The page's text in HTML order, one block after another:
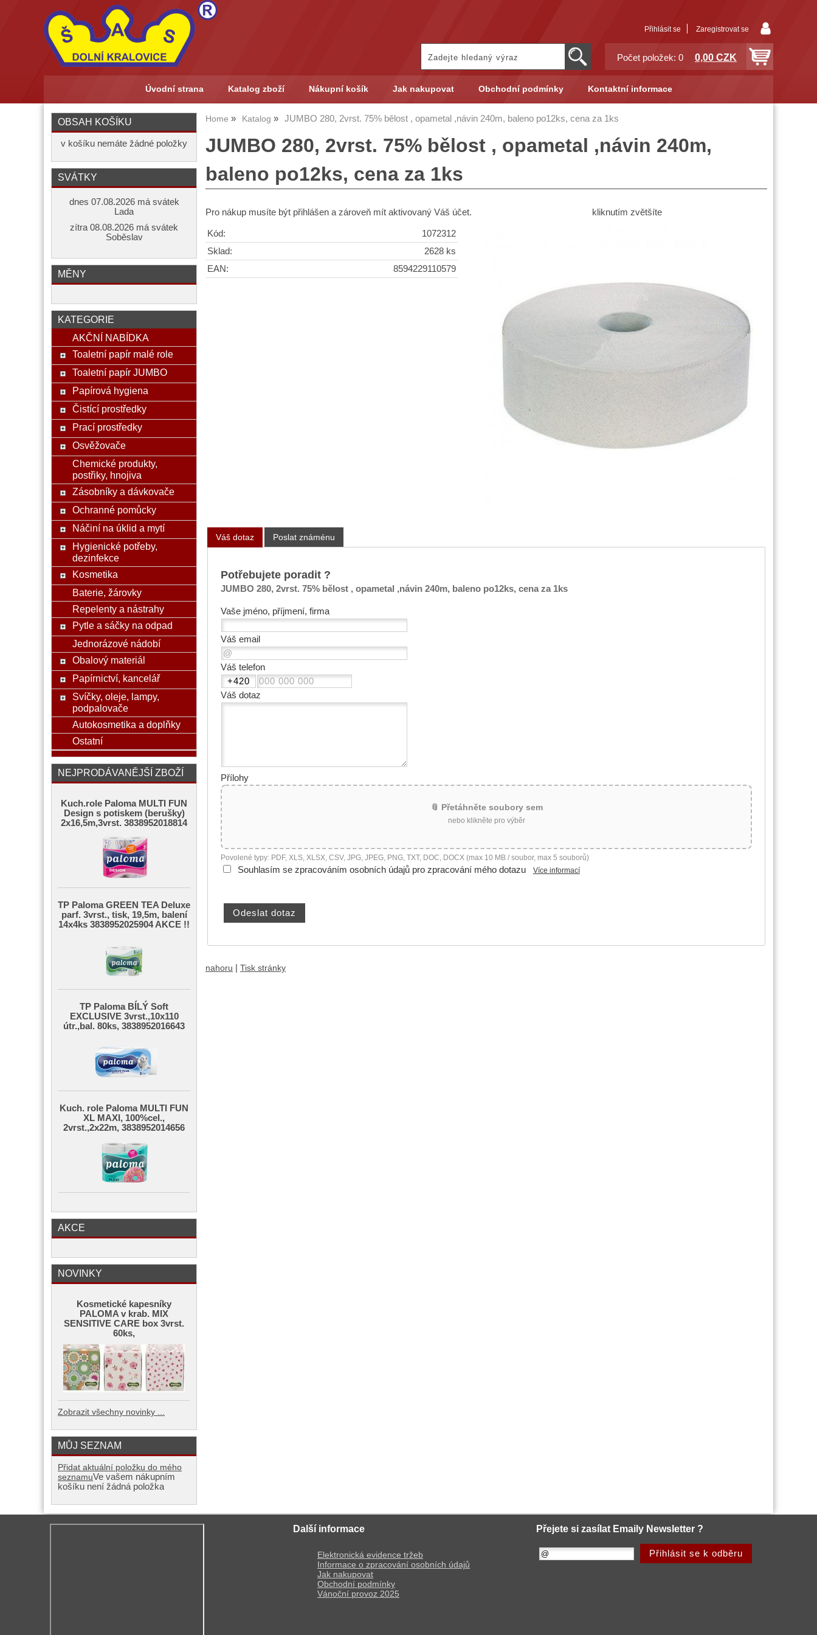
Přihlásit se Zaregistrovat se
Počet položek: 0 0,00 CZK
Úvodní strana Katalog zboží Nákupní košík Jak nakupovat Obchodní podmínky Kontaktní informace
Home Katalog JUMBO 280, 2vrst. 75% bělost , opametal ,návin 240m, baleno po12ks, cena za 1ks
JUMBO 280, 2vrst. 75% bělost , opametal ,návin 240m,
baleno po12ks, cena za 1ks
kliknutím zvětšíte
Pro nákup musíte být přihlášen a zároveň mít aktivovaný Váš účet.
Kód:
1072312
Sklad:
2628 ks
EAN:
8594229110579
Váš dotaz Poslat známénu
Potřebujete poradit ?
JUMBO 280, 2vrst. 75% bělost , opametal ,návin 240m, baleno po12ks, cena za 1ks
Vaše jméno, příjmení, firma
Váš email
Váš telefon
Váš dotaz
Přílohy
📎 Přetáhněte soubory sem
nebo klikněte pro výběr
Povolené typy: PDF, XLS, XLSX, CSV, JPG, JPEG, PNG, TXT, DOC, DOCX (max 10 MB / soubor, max 5 souborů)
Souhlasím se zpracováním osobních údajů pro zpracování mého dotazu Více informací
nahoru Tisk stránky
OBSAH KOŠÍKU
v košíku nemáte žádné položky
SVÁTKY
dnes 07.08.2026 má svátek
Lada
zítra 08.08.2026 má svátek
Soběslav
MĚNY
KATEGORIE
AKČNÍ NABÍDKA
Toaletní papír malé role
Toaletní papír JUMBO
Papírová hygiena
Čistící prostředky
Prací prostředky
Osvěžovače
Chemické produkty,
postřiky, hnojiva
Zásobníky a dávkovače
Ochranné pomůcky
Náčiní na úklid a mytí
Hygienické potřeby,
dezinfekce
Kosmetika
Baterie, žárovky
Repelenty a nástrahy
Pytle a sáčky na odpad
Jednorázové nádobí
Obalový materiál
Papírnictví, kancelář
Svíčky, oleje, lampy,
podpalovače
Autokosmetika a doplňky
Ostatní
NEJPRODÁVANĚJŠÍ ZBOŽÍ
Kuch.role Paloma MULTI FUN
Design s potiskem (berušky)
2x16,5m,3vrst. 3838952018814
TP Paloma GREEN TEA Deluxe
parf. 3vrst., tisk, 19,5m, balení
14x4ks 3838952025904 AKCE !!
TP Paloma BÍLÝ Soft
EXCLUSIVE 3vrst.,10x110
útr.,bal. 80ks, 3838952016643
Kuch. role Paloma MULTI FUN
XL MAXI, 100%cel.,
2vrst.,2x22m, 3838952014656
AKCE
NOVINKY
Kosmetické kapesníky
PALOMA v krab. MIX
SENSITIVE CARE box 3vrst.
60ks,
Zobrazit všechny novinky ...
MŮJ SEZNAM
Přidat aktuální položku do mého
seznamuVe vašem nákupním
košíku není žádná položka
Další informace
Elektronická evidence tržeb
Informace o zpracování osobních údajů
Jak nakupovat
Obchodní podmínky
Vánoční provoz 2025
Přejete si zasílat Emaily Newsletter ?